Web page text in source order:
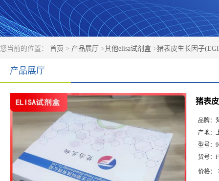
您当前的位置： 首页 > 产品展厅 >其他elisa试剂盒 >猪表皮生长因子
产品展厅
猪表
品牌：
产地：
型号：
货号：
价格：